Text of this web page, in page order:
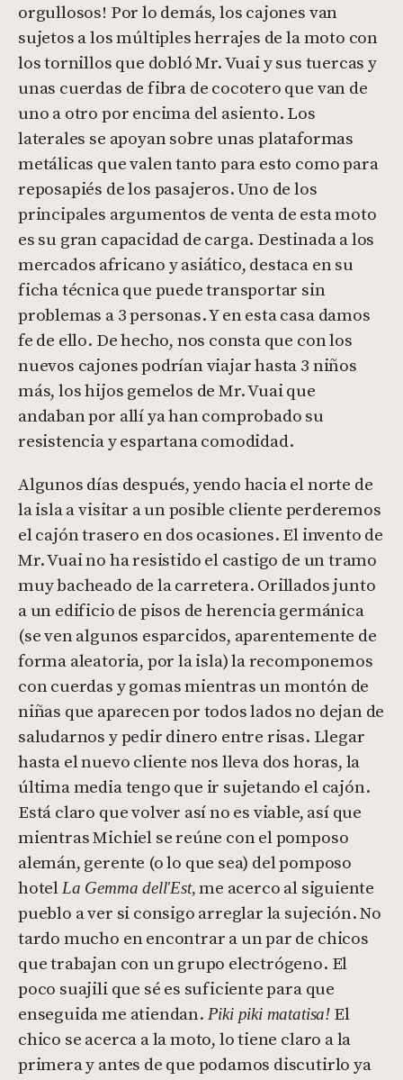
orgullosos! Por lo demás, los cajones van
sujetos a los múltiples herrajes de la moto con
los tornillos que dobló Mr. Vuai y sus tuercas y
unas cuerdas de fibra de cocotero que van de
uno a otro por encima del asiento. Los
laterales se apoyan sobre unas plataformas
metálicas que valen tanto para esto como para
reposapiés de los pasajeros. Uno de los
principales argumentos de venta de esta moto
es su gran capacidad de carga. Destinada a los
mercados africano y asiático, destaca en su
ficha técnica que puede transportar sin
problemas a 3 personas. Y en esta casa damos
fe de ello. De hecho, nos consta que con los
nuevos cajones podrían viajar hasta 3 niños
más, los hijos gemelos de Mr. Vuai que
andaban por allí ya han comprobado su
resistencia y espartana comodidad.
Algunos días después, yendo hacia el norte de
la isla a visitar a un posible cliente perderemos
el cajón trasero en dos ocasiones. El invento de
Mr. Vuai no ha resistido el castigo de un tramo
muy bacheado de la carretera. Orillados junto
a un edificio de pisos de herencia germánica
(se ven algunos esparcidos, aparentemente de
forma aleatoria, por la isla) la recomponemos
con cuerdas y gomas mientras un montón de
niñas que aparecen por todos lados no dejan de
saludarnos y pedir dinero entre risas. Llegar
hasta el nuevo cliente nos lleva dos horas, la
última media tengo que ir sujetando el cajón.
Está claro que volver así no es viable, así que
mientras Michiel se reúne con el pomposo
alemán, gerente (o lo que sea) del pomposo
hotel La Gemma dell'Est,me acerco al siguiente
pueblo a ver si consigo arreglar la sujeción. No
tardo mucho en encontrar a un par de chicos
que trabajan con un grupo electrógeno. El
poco suajili que sé es suficiente para que
enseguida me atiendan. Piki piki matatisa!El
chico se acerca a la moto, lo tiene claro a la
primera y antes de que podamos discutirlo ya